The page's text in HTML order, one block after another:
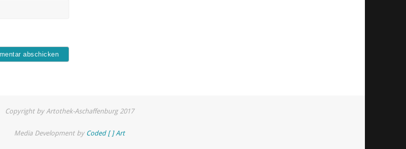
Copyright by Artothek-Aschaffenburg 2017
Media Development by Coded [ ] Art